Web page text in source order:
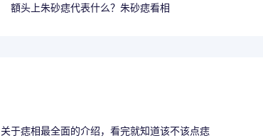
額头上朱砂痣代表什么？朱砂痣看相
关于痣相最全面的介绍，看完就知道该不该点痣